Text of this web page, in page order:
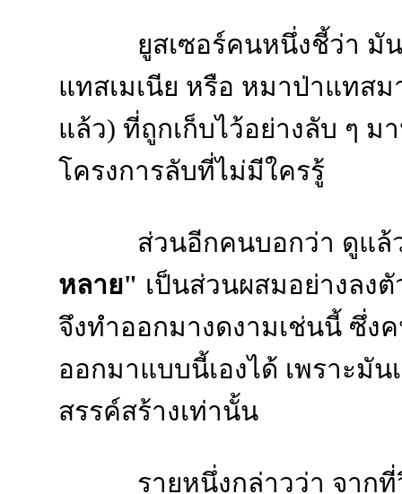
ยูสเซอร์คนหนึ่งชี้ว่า มั
แทสเมเนีย หรือ หมาป่าแทส
แล้ว) ที่ถูกเก็บไว้อย่างลับ ๆ ม
โครงการลับที่ไม่มีใครรู้
ส่วนอีกคนบอกว่า ดูแ
หลาย" เป็นส่วนผสมอย่างลง
จึงทำออกมางดงามเช่นนี้ ซึ่ง
ออกมาแบบนี้เองได้ เพราะมั
สรรค์สร้างเท่านั้น
รายหนึ่งกล่าวว่า จาก